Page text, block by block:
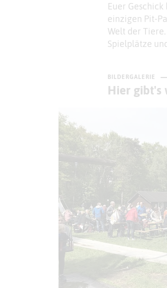
Euer
einzigen Pit-
Welt der
Spielplätze
BILDERGALERIE
Hier gibt's